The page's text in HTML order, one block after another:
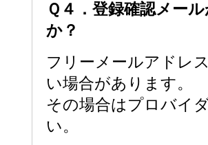
Ｑ４．登録確認メー
か？
フリーメールアドレ
い場合があります。
その場合はプロバイ
い。